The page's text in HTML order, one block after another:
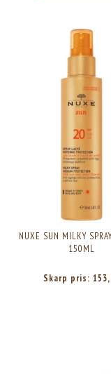
NUXE SUN MILKY
150ML
Skarp pris: